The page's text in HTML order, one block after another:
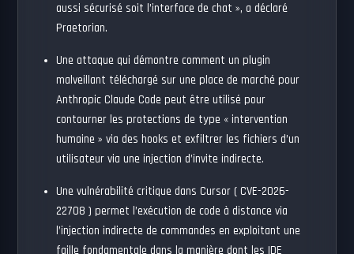
aussi sécurisé soit l’interface de chat », a déclaré
Praetorian.
Une attaque quidémontre comment unplugin
malveillant téléchargé sur une place de marché pour
Anthropic Claude Code peut être utilisé pour
contourner les protections de type « intervention
humaine » viades hooks et exfiltrer les fichiers d’un
utilisateur via une injection d’invite indirecte.
Une vulnérabilité critique dans Cursor (CVE-2026-
22708 ) permet l’exécution de code à distance via
l’injection indirecte de commandes en exploitant une
faille fondamentale dans la manière dont les IDE